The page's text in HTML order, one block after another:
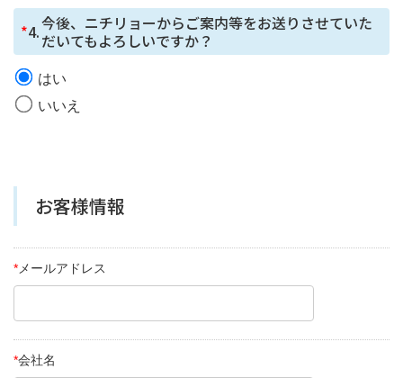
*4.今後、ニチリョーからご案内等をお送りさせていた
だいてもよろしいですか？
はい
いいえ
お客様情報
* メールアドレス
*会社名